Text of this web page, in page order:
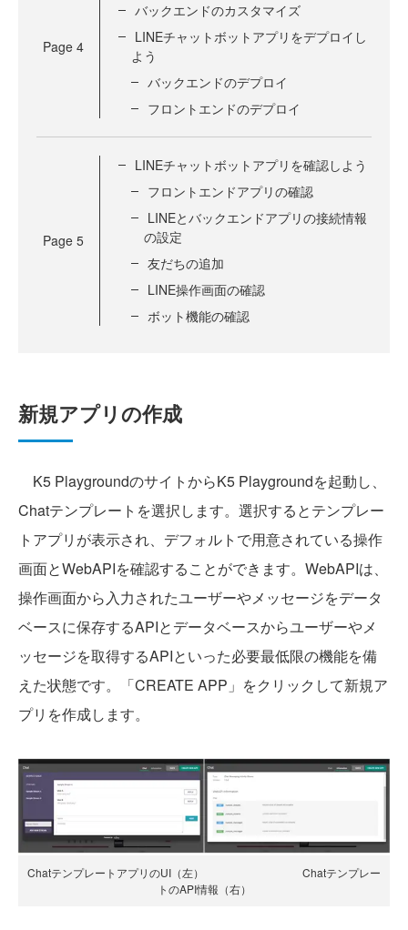
Page 4
バックエンドのカスタマイズ
LINEチャットボットアプリをデプロイし
よう
バックエンドのデプロイ
フロントエンドのデプロイ
Page 5
LINEチャットボットアプリを確認しよう
フロントエンドアプリの確認
LINEとバックエンドアプリの接続情報
の設定
友だちの追加
LINE操作画面の確認
ボット機能の確認
新規アプリの作成
K5 PlaygroundのサイトからK5 Playgroundを起動し、
Chatテンプレートを選択します。選択するとテンプレー
トアプリが表示され、デフォルトで用意されている操作
画面とWebAPIを確認することができます。WebAPIは、
操作画面から入力されたユーザーやメッセージをデータ
ベースに保存するAPIとデータベースからユーザーやメ
ッセージを取得するAPIといった必要最低限の機能を備
えた状態です。「CREATE APP」をクリックして新規ア
プリを作成します。
ChatテンプレートアプリのUI（左） Chatテンプレー
トのAPI情報（右）